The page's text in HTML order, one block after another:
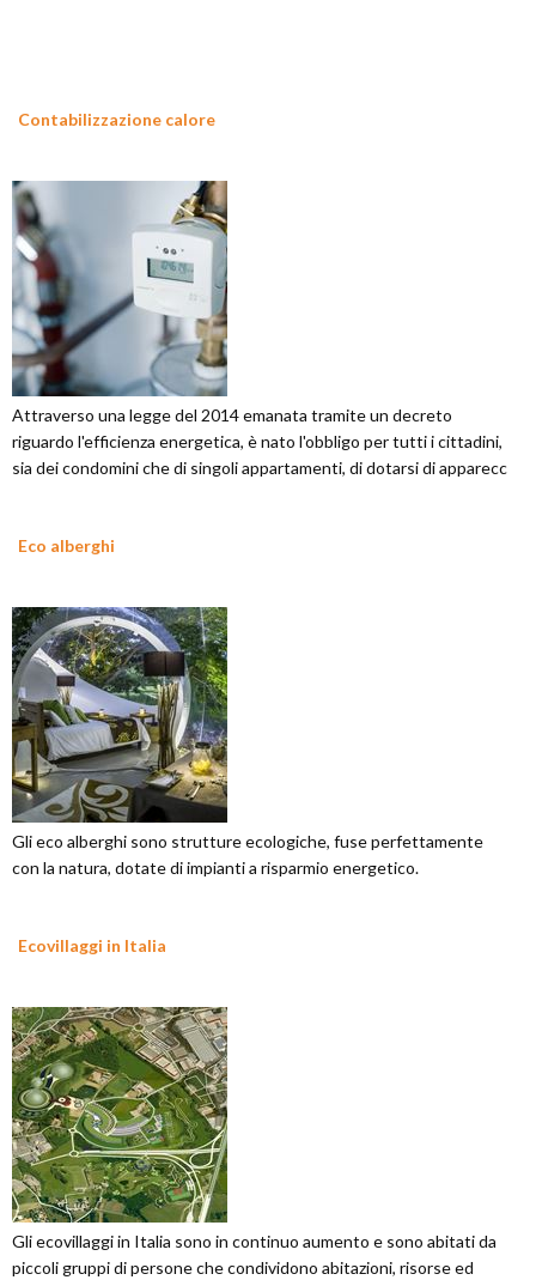
Contabilizzazione calore
Attraverso una legge del 2014 emanata tramite un decreto
riguardo l'efficienza energetica, è nato l'obbligo per tutti i cittadini,
sia dei condomini che di singoli appartamenti, di dotarsi di apparecc
Eco alberghi
Gli eco alberghi sono strutture ecologiche, fuse perfettamente
con la natura, dotate di impianti a risparmio energetico.
Ecovillaggi in Italia
Gli ecovillaggi in Italia sono in continuo aumento e sono abitati da
piccoli gruppi di persone che condividono abitazioni, risorse ed